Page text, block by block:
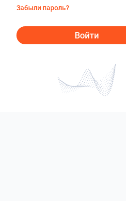
Забыли пароль?
Войти